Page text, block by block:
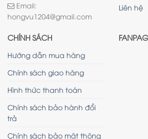
Email:
hongvu1204@gmail.com
Liên hệ
CHÍNH SÁCH
Hướng dẫn mua hàng
Chính sách giao hàng
Hình thức thanh toán
Chính sách bảo hành đổi
trả
Chính sách bảo mật thông